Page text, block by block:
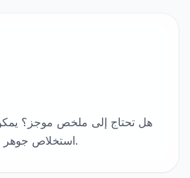
هل تحتاج إلى ملخص موجز؟ يمكن
استخلاص جوهر ساعات من المحادثة.